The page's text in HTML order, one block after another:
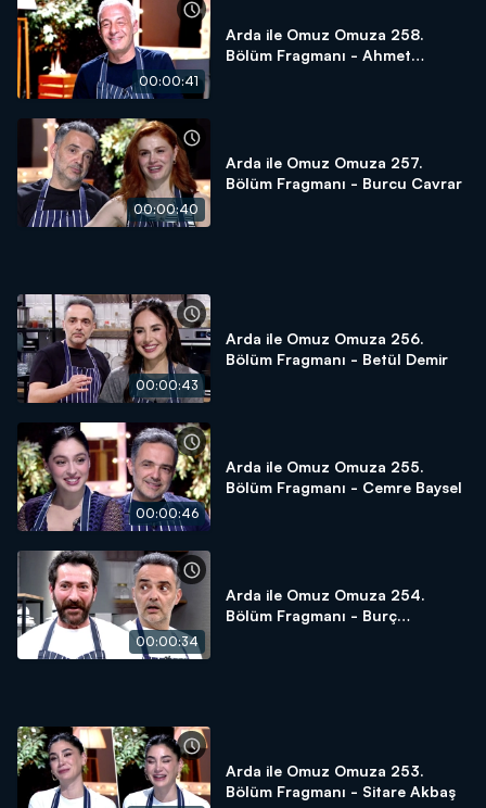
00:00:41
Arda ile Omuz Omuza 258.
Bölüm Fragmanı - Ahmet
00:00:40
Arda ile Omuz Omuza 257.
Bölüm Fragmanı - Burcu Cavrar
00:00:43
Arda ile Omuz Omuza 256.
Bölüm Fragmanı - Betül Demir
00:00:46
Arda ile Omuz Omuza 255.
Bölüm Fragmanı - Cemre Baysel
00:00:34
Arda ile Omuz Omuza 254.
Bölüm Fragmanı - Burç
Arda ile Omuz Omuza 253.
Bölüm Fragmanı - Sitare Akbaş